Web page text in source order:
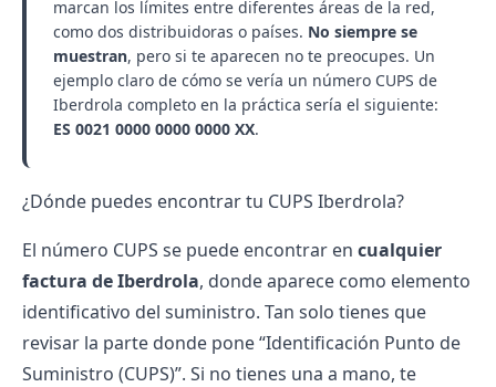
marcan los límites entre diferentes áreas de la red,
como dos distribuidoras o países. No siempre se
muestran, pero si te aparecen no te preocupes. Un
ejemplo claro de cómo se vería un número CUPS de
Iberdrola completo en la práctica sería el siguiente:
ES 0021 0000 0000 0000 XX.
¿Dónde puedes encontrar tu CUPS Iberdrola?
El número CUPS se puede encontrar en cualquier
factura de Iberdrola, donde aparece como elemento
identificativo del suministro. Tan solo tienes que
revisar la parte donde pone “Identificación Punto de
Suministro (CUPS)”. Si no tienes una a mano, te